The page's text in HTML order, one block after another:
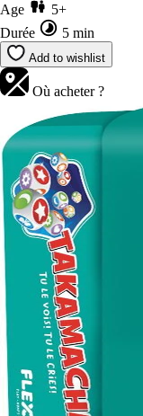
Age
5+
Durée
5 min
Add to wishlist
Où acheter ?